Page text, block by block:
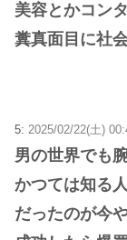
美容とかコン
糞真面目に社
5: 2025/02/22(土)
男の世界でも
かつては知る
だったのが今